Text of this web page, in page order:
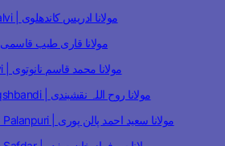
Maulana Idrees Kandhalvi | مولانا ادریس کاندھلوی
Maulana Qari Tayyab | مولانا قاری طیب قاسمی
Maulana Qasim Nanotvi | مولانا محمد قاسم نانوتوی
Maulana Roohullah Naqshbandi | مولانا روح اللہ نقشبندی
Maulana Saeed Ahmad Palanpuri | مولانا سعید احمد پالن پوری